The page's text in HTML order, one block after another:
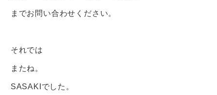
までお問い合わせください。
それでは
またね。
SASAKIでした。